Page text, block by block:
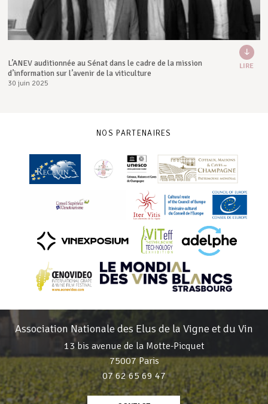
L’ANEV auditionnée au Sénat dans le cadre de la mission
d’information sur l’avenir de la viticulture
30 juin 2025
LIRE
NOS PARTENAIRES
Association Nationale des Elus de la Vigne et du Vin
13 bis avenue de la Motte-Picquet
75007 Paris
07 62 65 69 47